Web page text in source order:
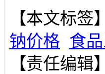
【本文标签
钠价格 食
【责任编辑